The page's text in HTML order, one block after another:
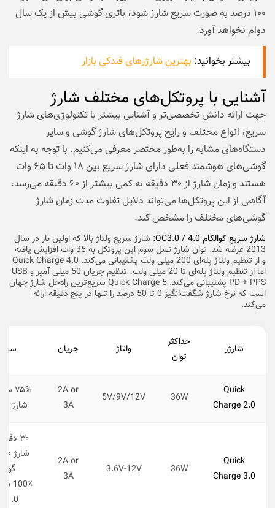
۱۰۰ درصد به صورت سریع شارژ شود، باتری گوشی بیش از یک سال
دوام نخواهد آورد.
بیشتر بخوانید: بهترین شارژرهای فندکی بازار
آشنایی با پروتکل‌های مختلف شارژ
جهت ارائه دانش تخصصی‌تر و آشنایی بیشتر با تکنولوژی‌های شارژ
سریع، انواع مختلف و رایج پروتکل‌های شارژ گوشی و سایر
دستگاه‌های مشابه را به‌طور مختصر معرفی می‌کنیم. با توجه به اینکه
گوشی‌های هوشمند فعلی دارای شارژ سریع بین ۱۸ وات تا ۶۵ وات
هستند و زمان شارژ از ۳۰ دقیقه به کمی بیشتر از ۶۰ دقیقه می‌رسد،
آگاهی از این پروتکل‌ها می‌تواند دلایل تفاوت مدت زمان شارژ
گوشی‌های مختلف را مشخص کند.
شارژ سریع کوالکام QC3.0 / 4.0:
شارژ سریع ولتاژ بالا که اولین بار در سال
2013 عرضه شد. توان شارژ نسل سوم این پروتکل به 36 وات افزایش یافته
و از تنظیم ولتاژ پله‌ای 200 میلی ولت پشتیبانی می‌کند. Quick Charge 4.0
اما از تنظیم ولتاژ پله‌ای تا 20 میلی ولت، تنظیم جریان 50 میلی آمپر و USB
PD + PPS پشتیبانی می‌کند. Quick Charge 5 سریع‌ترین راه‌حل شارژ جهان
است که نرخ شارژ شگفت‌انگیز 0 تا 50 درصد را تنها در پنج دقیقه ارائه
می‌کند.
شارژر
حداکثر
توان
ولتاژ جریان
Quick
Charge 2.0
36W
5V/9V/12V
2A or
3A
۷۵%
شارژ
Quick
Charge 3.0
36W
3.6V-12V
2A or
3A
۳۰
1.0